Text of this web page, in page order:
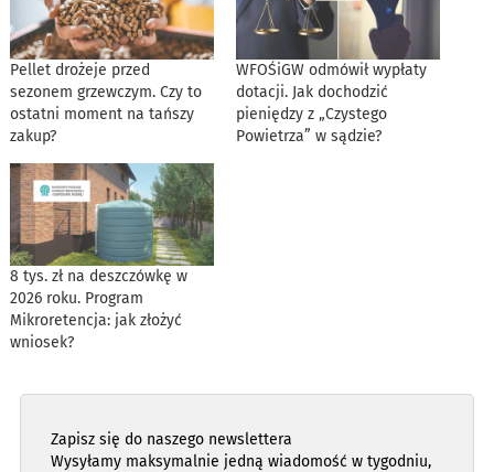
Pellet drożeje przed
sezonem grzewczym. Czy to
ostatni moment na tańszy
zakup?
WFOŚiGW odmówił wypłaty
dotacji. Jak dochodzić
pieniędzy z „Czystego
Powietrza” w sądzie?
8 tys. zł na deszczówkę w
2026 roku. Program
Mikroretencja: jak złożyć
wniosek?
Zapisz się do naszego newslettera
Wysyłamy maksymalnie jedną wiadomość w tygodniu,